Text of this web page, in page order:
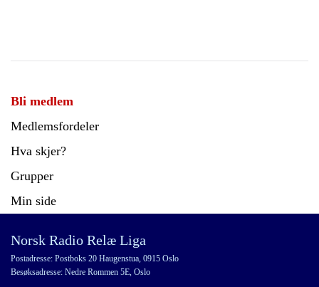
Bli medlem
Medlemsfordeler
Hva skjer?
Grupper
Min side
Norsk Radio Relæ Liga
Postadresse: Postboks 20 Haugenstua, 0915 Oslo
Besøksadresse: Nedre Rommen 5E, Oslo